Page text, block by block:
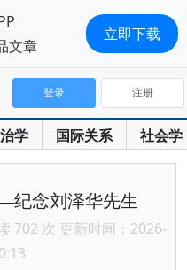
学 国际关系 社会学
登录 注册
纪念刘泽华先生
702 次 更新时间：2026-
文章
立即下载